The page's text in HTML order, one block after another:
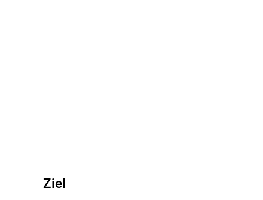
Ziel